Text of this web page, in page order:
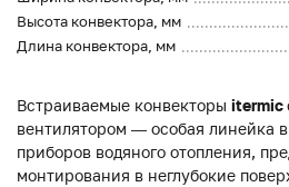
Высота конвектора, мм
Длина конвектора, мм
Встраиваемые конвекторы itermic
вентилятором — особая линейка
приборов водяного отопления,
монтирования в неглубокие